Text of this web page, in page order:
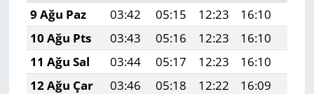
9 Ağu Paz
03:42 05:15 12:23 16:10
10 Ağu Pts
03:43 05:16 12:23 16:10
11 Ağu Sal
03:44 05:17 12:23 16:10
12 Ağu Çar
03:46 05:18 12:22 16:09